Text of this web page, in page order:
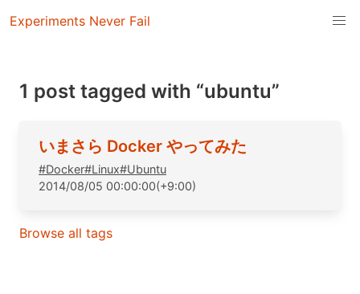
Experiments Never Fail
1 post tagged with “ubuntu”
いまさら Docker やってみた
#Docker#Linux#Ubuntu
2014/08/05 00:00:00(+9:00)
Browse all tags